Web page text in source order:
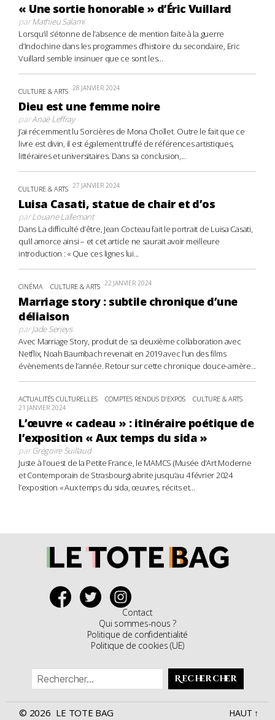
« Une sortie honorable » d’Éric Vuillard
parMathieu Salami
Lorsqu’il s’étonne de l’absence de mention faite à la guerre
d’Indochine dans les programmes d’histoire du secondaire, Eric
Vuillard semble insinuer que ce sont les...
CULTURE & ARTS 28 JANVIER 2024
Dieu est une femme noire
parAnaë Leffray
J’ai récemment lu Sorcières de Mona Chollet. Outre le fait que ce
livre est divin, il est également truffé de références artistiques,
littéraires et universitaires. Dans sa conclusion,...
CULTURE & ARTS 27 JANVIER 2024
Luisa Casati, statue de chair et d’os
parLouane Lallemant
Dans La difficulté d’être, Jean Cocteau fait le portrait de Luisa Casati,
qu’il amorce ainsi – et cet article ne saurait avoir meilleure
introduction : « Que ces lignes lui...
CINÉMA CULTURE & ARTS 22 JANVIER 2024
Marriage story : subtile chronique d’une
déliaison
parJade Serieys
Avec Marriage Story, produit de sa deuxième collaboration avec
Netflix, Noah Baumbach revenait en 2019 avec l’un des films
évènements de l’année. Retour sur cette chronique douce-amère...
ACTUALITÉS CULTURELLES COMPTES RENDUS D'EXPOS CULTURE & ARTS
21 JANVIER 2024
L’œuvre « cadeau » : itinéraire poétique de
l’exposition « Aux temps du sida »
parGrégoire Suillaud
Juste à l’ouest de la Petite France, le MAMCS (Musée d’Art Moderne
et Contemporain de Strasbourg) abrite jusqu’au 4 février 2024
l’exposition « Aux temps du sida, œuvres, récits et...
Contact
Qui sommes-nous ?
Politique de confidentialité
Politique de cookies (UE)
Rechercher :
© 2026 LE TOTE BAG HAUT ↑